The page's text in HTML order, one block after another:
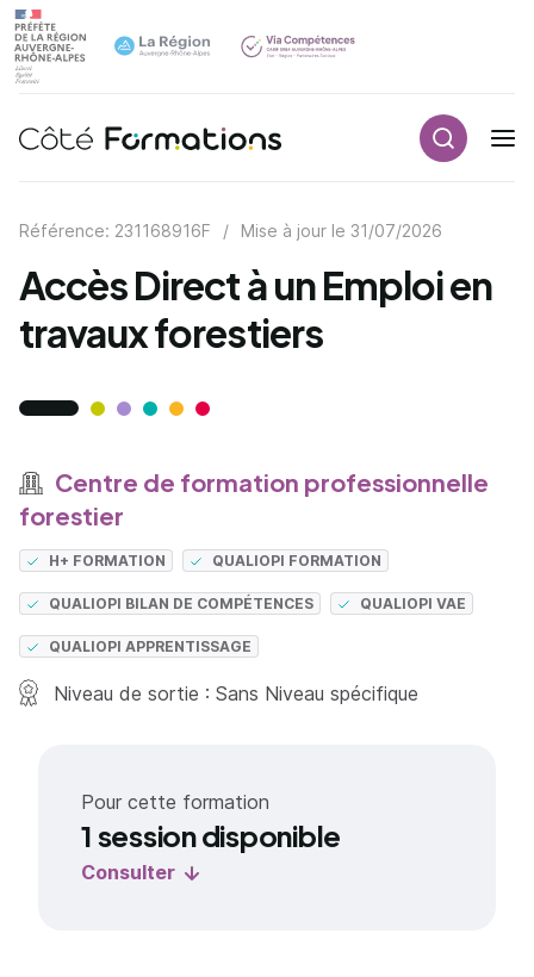
Navigation principale
Référence: 231168916F / Mise à jour le 31/07/2026
Accès Direct à un Emploi en
travaux forestiers
Centre de formation professionnelle
forestier
H+ FORMATION QUALIOPI FORMATION
QUALIOPI BILAN DE COMPÉTENCES QUALIOPI VAE
QUALIOPI APPRENTISSAGE
Niveau de sortie : Sans Niveau spécifique
Pour cette formation
1 session disponible
Consulter